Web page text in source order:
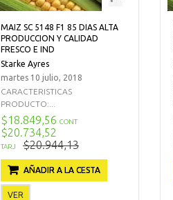
MAIZ SC 5148 F1 85 DIAS ALTA
PRODUCCION Y CALIDAD
FRESCO E IND
Starke Ayres
martes 10 julio, 2018
CARACTERISTICAS
PRODUCTO:...
$18.849,56 CONT
$20.734,52
TARJ $20.944,13
AÑADIR A LA CESTA
VER